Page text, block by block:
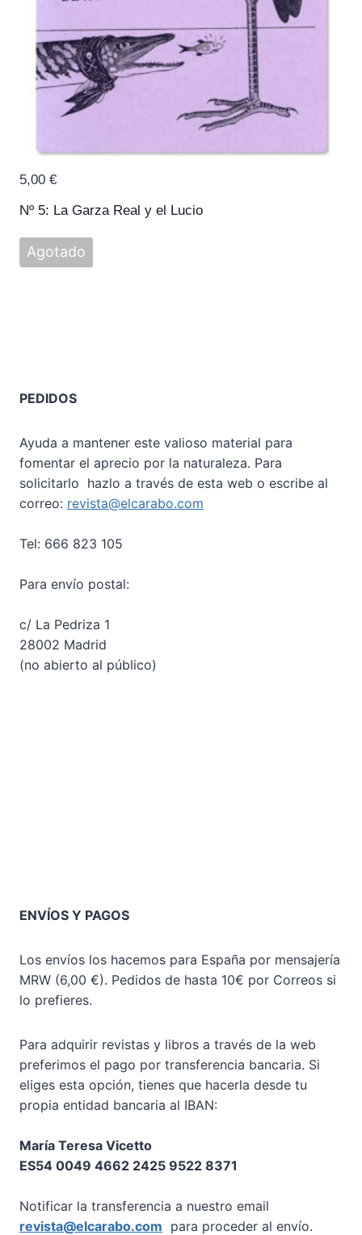
Nº 5: La Garza Real y el Lucio
5,00 €
Agotado
PEDIDOS
Ayuda a mantener este valioso material para
fomentar el aprecio por la naturaleza. Para
solicitarlo hazlo a través de esta web o escribe al
correo: revista@elcarabo.com
Tel: 666 823 105
Para envío postal:
c/ La Pedriza 1
28002 Madrid
(no abierto al público)
ENVÍOS Y PAGOS
Los envíos los hacemos para España por mensajería
MRW (6,00 €). Pedidos de hasta 10€ por Correos si
lo prefieres.
Para adquirir revistas y libros a través de la web
preferimos el pago por transferencia bancaria. Si
eliges esta opción, tienes que hacerla desde tu
propia entidad bancaria al IBAN:
María Teresa Vicetto
ES54 0049 4662 2425 9522 8371
Notificar la transferencia a nuestro email
revista@elcarabo.com para proceder al envío.